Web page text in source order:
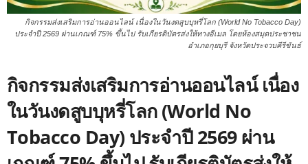
กิจกรรมส่งเสริมการอ่านออนไลน์ เนื่องในวันงดสูบบุหรี่โลก (World No Tobacco Day)
ประจำปี 2569 ผ่านเกณฑ์ 75% ขึ้นไป รับเกียรติบัตรส่งให้ทางอีเมล โดยห้องสมุดประชาชน
อำเภอกุยบุรี จังหวัดประจวบคีรีขันธ์
กิจกรรมส่งเสริมการอ่านออนไลน์ เนื่อง
ในวันงดสูบบุหรี่โลก (World No
Tobacco Day) ประจำปี 2569 ผ่าน